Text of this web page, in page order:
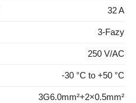
32 A
3-Fazy
250 V/AC
-30 °C to +50 °C
3G6.0mm²+2×0.5mm²